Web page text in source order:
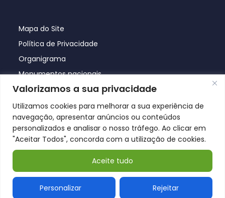
Valorizamos a sua privacidade
Utilizamos cookies para melhorar a sua experiência de
navegação, apresentar anúncios ou conteúdos
personalizados e analisar o nosso tráfego. Ao clicar em
"Aceitar Todos", concorda com a utilização de cookies.
Personalizar Rejeitar
Aceite tudo
Mapa do Site
Política de Privacidade
Organigrama
Monumentos nacionais
© Póvoa de Lanhoso 2026